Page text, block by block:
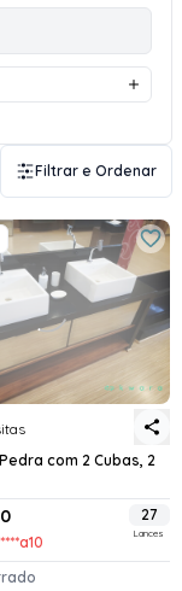
Filtrar e Ordenar
com 2 Cubas, 2
27
Lances